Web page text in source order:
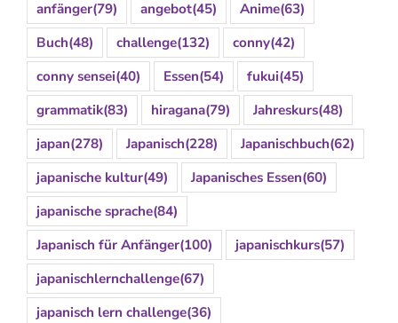
anfänger(79) angebot(45) Anime(63)
Buch(48) challenge(132) conny(42)
conny sensei(40) Essen(54) fukui(45)
grammatik(83) hiragana(79) Jahreskurs(48)
japan(278) Japanisch(228) Japanischbuch(62)
japanische kultur(49) Japanisches Essen(60)
japanische sprache(84)
Japanisch für Anfänger(100) japanischkurs(57)
japanischlernchallenge(67)
japanisch lern challenge(36)